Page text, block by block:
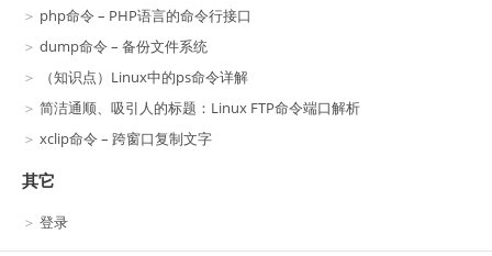
php命令 – PHP语言的命令行接口
dump命令 – 备份文件系统
（知识点）Linux中的ps命令详解
简洁通顺、吸引人的标题：Linux FTP命令端口解析
xclip命令 – 跨窗口复制文字
其它
登录